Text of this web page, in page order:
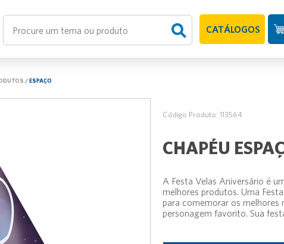
CATÁLOGOS
/ESPAÇO
Código Produto: 113564
CHAPÉU
A Festa Velas Aniversário é
melhores produtos. Uma
para comemorar os melhores
personagem favorito. Sua